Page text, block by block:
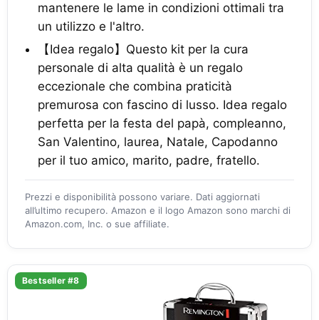
mantenere le lame in condizioni ottimali tra
un utilizzo e l'altro.
【Idea regalo】Questo kit per la cura
personale di alta qualità è un regalo
eccezionale che combina praticità
premurosa con fascino di lusso. Idea regalo
perfetta per la festa del papà, compleanno,
San Valentino, laurea, Natale, Capodanno
per il tuo amico, marito, padre, fratello.
Prezzi e disponibilità possono variare. Dati aggiornati
all’ultimo recupero. Amazon e il logo Amazon sono marchi di
Amazon.com, Inc. o sue affiliate.
Bestseller #8